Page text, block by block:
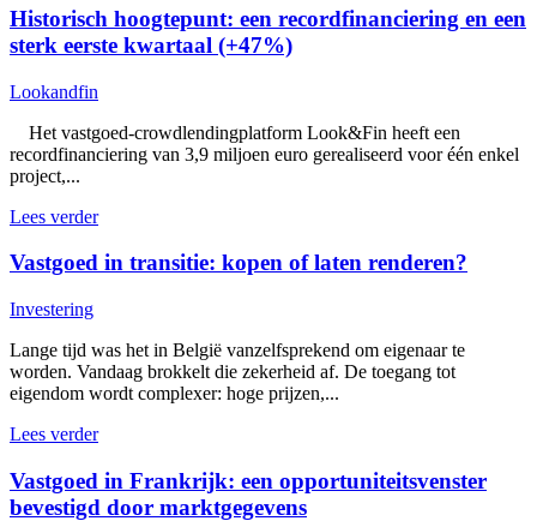
Historisch hoogtepunt: een recordfinanciering en een
sterk eerste kwartaal (+47%)
Lookandfin
Het vastgoed-crowdlendingplatform Look&Fin heeft een
recordfinanciering van 3,9 miljoen euro gerealiseerd voor één enkel
project,...
Lees verder
Vastgoed in transitie: kopen of laten renderen?
Investering
Lange tijd was het in België vanzelfsprekend om eigenaar te
worden. Vandaag brokkelt die zekerheid af. De toegang tot
eigendom wordt complexer: hoge prijzen,...
Lees verder
Vastgoed in Frankrijk: een opportuniteitsvenster
bevestigd door marktgegevens